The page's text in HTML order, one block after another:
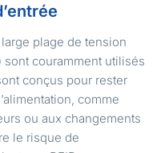
plage de tension
sont couramment utilisés
conçus pour rester
comme
ou aux changements
le risque de